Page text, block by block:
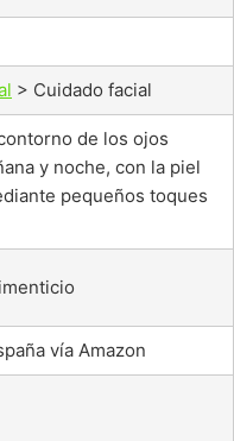
> Cuidado facial
de los ojos
y noche, con la piel
pequeños toques
vía Amazon